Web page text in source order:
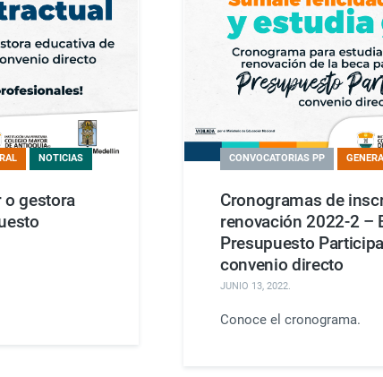
NOTICIAS
o gestora
CONVOCATORIAS PP
Cronogramas de
renovación 2022-2 –
Presupuesto
convenio directo
JUNIO 13, 2022
Conoce el cronograma.